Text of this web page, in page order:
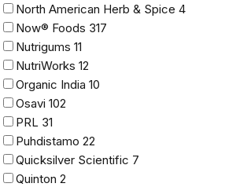
North American Herb & Spice 4
Now® Foods 317
Nutrigums 11
NutriWorks 12
Organic India 10
Osavi 102
PRL 31
Puhdistamo 22
Quicksilver Scientific 7
Quinton 2